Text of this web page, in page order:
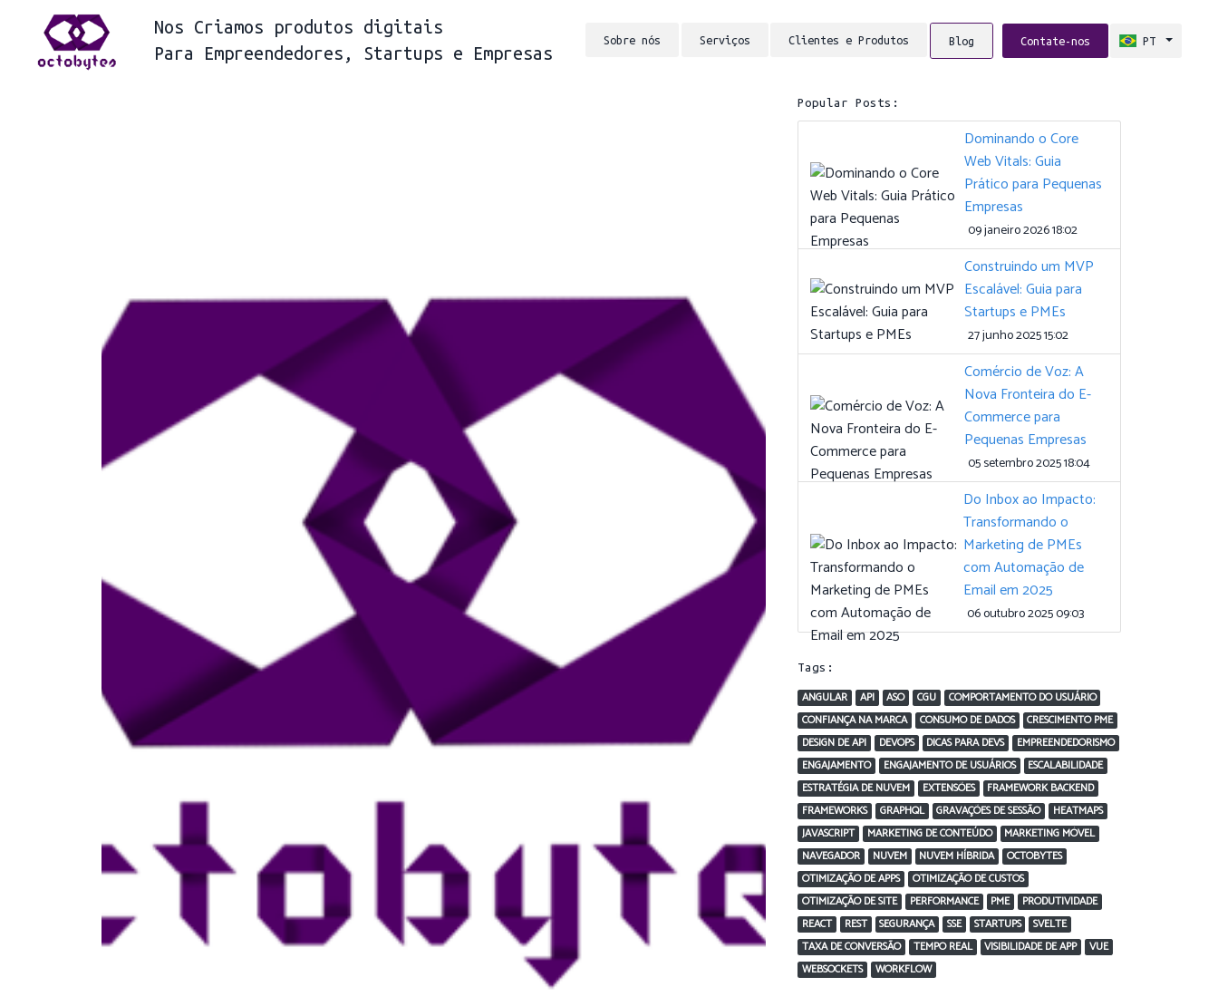
Nos Criamos produtos digitais
Para
Empreendedores, Startups e Empresas
Sobre nós Serviços Clientes e Produtos Blog Contate-nos PT
Popular Posts:
Dominando o Core
Web Vitals: Guia
Prático para Pequenas
Empresas
09 janeiro 2026 18:02
Construindo um MVP
Escalável: Guia para
Startups e PMEs
27 junho 2025 15:02
Comércio de Voz: A
Nova Fronteira do E-
Commerce para
Pequenas Empresas
05 setembro 2025 18:04
Do Inbox ao Impacto:
Transformando o
Marketing de PMEs
com Automação de
Email em 2025
06 outubro 2025 09:03
Tags:
ANGULAR API ASO CGU
COMPORTAMENTO DO USUÁRIO
CONFIANÇA NA MARCA
CONSUMO DE DADOS
CRESCIMENTO PME
DESIGN DE API
DEVOPS DICAS PARA DEVS
EMPREENDEDORISMO
ENGAJAMENTO
ENGAJAMENTO DE USUÁRIOS
ESCALABILIDADE
ESTRATÉGIA DE NUVEM
EXTENSÕES
FRAMEWORK BACKEND
FRAMEWORKS
GRAPHQL GRAVAÇÕES DE SESSÃO
HEATMAPS
JAVASCRIPT
MARKETING DE CONTEÚDO
MARKETING MÓVEL
NAVEGADOR
NUVEM NUVEM HÍBRIDA
OCTOBYTES
OTIMIZAÇÃO DE APPS
OTIMIZAÇÃO DE CUSTOS
OTIMIZAÇÃO DE SITE
PERFORMANCE PME
PRODUTIVIDADE
REACT
REST SEGURANÇA SSE STARTUPS
SVELTE
TAXA DE CONVERSÃO
TEMPO REAL VISIBILIDADE DE APP
VUE
WEBSOCKETS
WORKFLOW